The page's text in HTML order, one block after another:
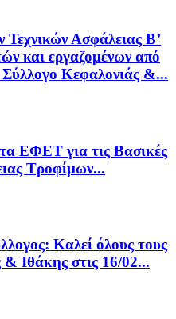
Ασφάλειας Β’
και εργαζομένων από
Κεφαλονιάς &...
ΕΦΕΤ για τις Βασικές
Τροφίμων...
Καλεί όλους τους
& Ιθάκης στις 16/02...